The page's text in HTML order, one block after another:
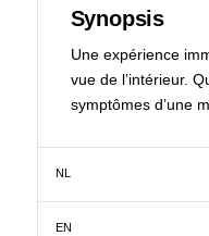
Synopsis
Une expérience
vue de l’intérieur.
symptômes d’une
NL
EN